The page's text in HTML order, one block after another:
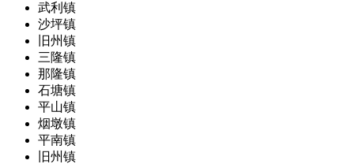
武利镇
沙坪镇
旧州镇
三隆镇
那隆镇
石塘镇
平山镇
烟墩镇
平南镇
旧州镇